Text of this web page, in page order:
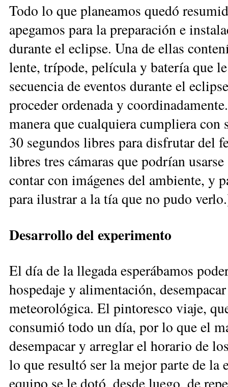
Todo lo que planeamos quedó
apegamos para la preparación e
durante el eclipse. Una de ellas
lente, trípode, película y batería que
secuencia de eventos durante el
proceder ordenada y
manera que cualquiera cumpliera
30 segundos libres para disfrutar del
libres tres cámaras que podrían
contar con imágenes del ambiente, y
para ilustrar a la tía que no pudo
Desarrollo del experimento
El día de la llegada esperábamos
hospedaje y alimentación,
meteorológica. El pintoresco viaje,
consumió todo un día, por lo que el
desempacar y arreglar el horario de
lo que resultó ser la mejor parte de la
equipo se le dotó, desde luego, de